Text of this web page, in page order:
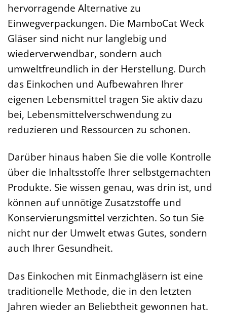
hervorragende Alternative zu
Einwegverpackungen. Die MamboCat Weck
Gläser sind nicht nur langlebig und
wiederverwendbar, sondern auch
umweltfreundlich in der Herstellung. Durch
das Einkochen und Aufbewahren Ihrer
eigenen Lebensmittel tragen Sie aktiv dazu
bei, Lebensmittelverschwendung zu
reduzieren und Ressourcen zu schonen.
Darüber hinaus haben Sie die volle Kontrolle
über die Inhaltsstoffe Ihrer selbstgemachten
Produkte. Sie wissen genau, was drin ist, und
können auf unnötige Zusatzstoffe und
Konservierungsmittel verzichten. So tun Sie
nicht nur der Umwelt etwas Gutes, sondern
auch Ihrer Gesundheit.
Das Einkochen mit Einmachgläsern ist eine
traditionelle Methode, die in den letzten
Jahren wieder an Beliebtheit gewonnen hat.